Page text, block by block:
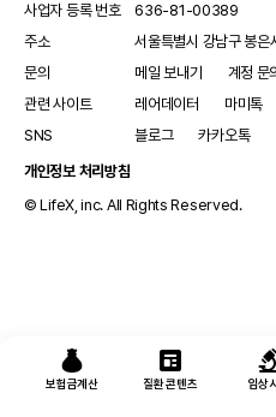
보험금계산 질환 콘텐츠 임상
사업자 등록 번호
636-81-00389
주소
서울특별시 강남구 봉
문의
메일 보내기
계정 문
관련 사이트
레어데이터 마미톡
SNS
블로그
카카오톡
개인정보 처리방침
© LifeX, inc. All Rights Reserved.